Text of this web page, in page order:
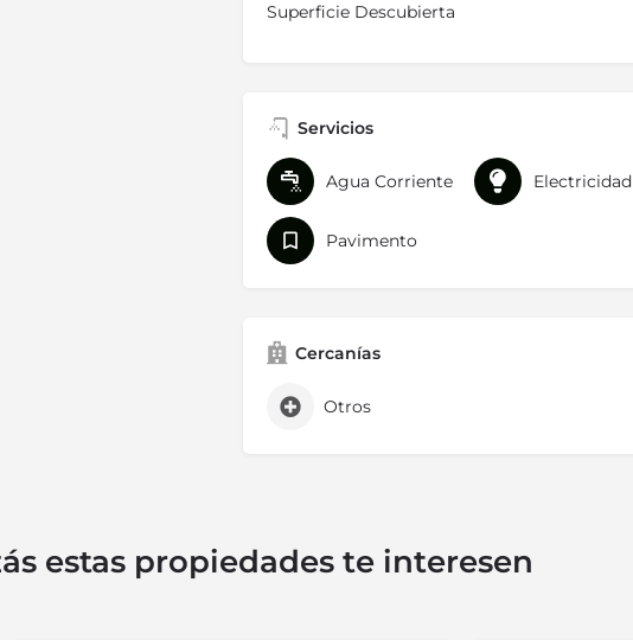
Superficie Descubierta
Servicios
Agua Corriente Electricidad
Pavimento
Cercanías
Otros
estas propiedades te interesen